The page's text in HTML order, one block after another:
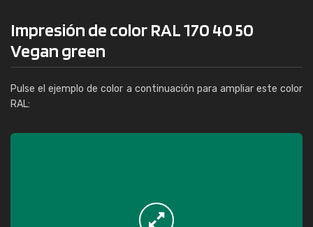
Impresión de color RAL 170 40 50
Vegan green
Pulse el ejemplo de color a continuación para ampliar este color
RAL: